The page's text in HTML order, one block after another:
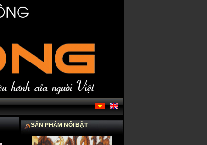
SẢN PHẨM NỔI BẬT
Gia đình Thánh Gia